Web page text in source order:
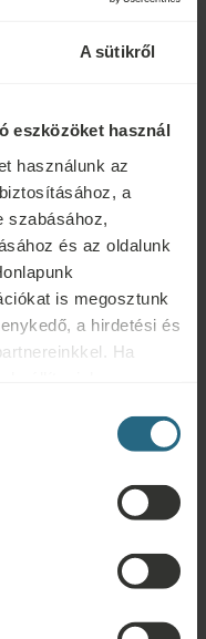
A sütikről
eszközöket használ
használunk az
a
és az oldalunk
is megosztunk
a hirdetési és
Ha
gombra
kapcsolatos kérdéseivel
szeretne csatlakozni
összes hírről, kattintson ide.